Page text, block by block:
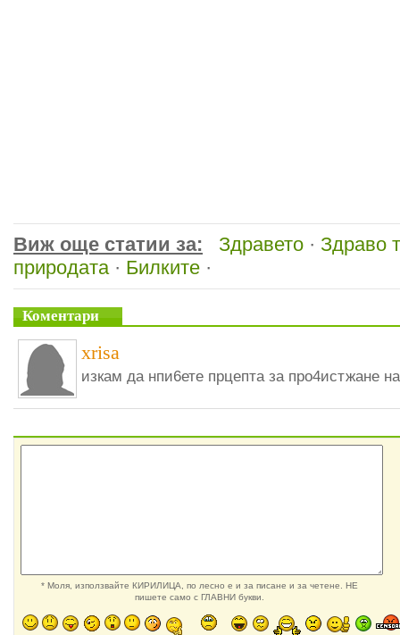
Виж още статии за: Здравето · Здраво
природата· Билките ·
Коментари
xrisa
изкам да нпи6ете прцепта за про4истжане
* Моля, използвайте КИРИЛИЦА, по лесно е и за писане и за четене. НЕ
пишете само с ГЛАВНИ букви.